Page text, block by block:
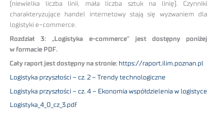
(niewielka liczba linii, mała liczba sztuk na linię). Czynniki
charakteryzujące handel internetowy stają się wyzwaniem dla
logistyki e-commerce.
Rozdział 3: „Logistyka e-commerce” jest dostępny poniżej
w formacie PDF.
Cały raport jest dostępny na stronie: https://raport.ilim.poznan.pl
Logistyka przyszłości – cz. 2 – Trendy technologiczne
Logistyka przyszłości – cz. 4 – Ekonomia współdzielenia w logistyce
Logistyka_4_0_cz_3.pdf